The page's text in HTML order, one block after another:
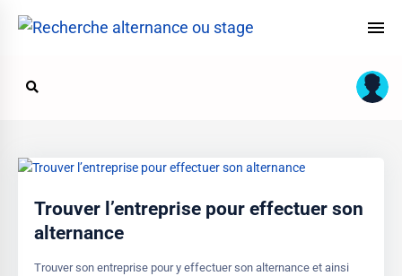
Trouver l’entreprise pour effectuer son
alternance
Trouver son entreprise pour y effectuer son alternance et ainsi